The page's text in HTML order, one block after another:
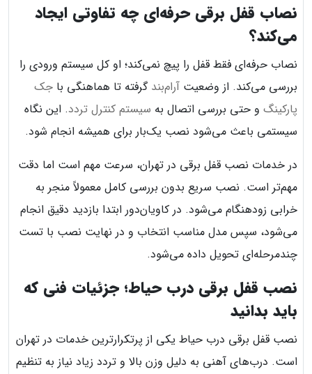
نصاب قفل برقی حرفه‌ای چه تفاوتی ایجاد
می‌کند؟
نصاب حرفه‌ای فقط قفل را پیچ نمی‌کند؛ او کل سیستم ورودی را
بررسی می‌کند. از وضعیت آرام‌بند گرفته تا هماهنگی با جک
پارکینگ و حتی بررسی اتصال به سیستم کنترل تردد. این نگاه
سیستمی باعث می‌شود نصب یک‌بار برای همیشه انجام شود.
در خدمات نصب قفل برقی در تهران، سرعت مهم است اما دقت
مهم‌تر است. نصب سریع بدون بررسی کامل معمولاً منجر به
خرابی زودهنگام می‌شود. در کاویان‌دور ابتدا بازدید دقیق انجام
می‌شود، سپس مدل مناسب انتخاب و در نهایت نصب با تست
چندمرحله‌ای تحویل داده می‌شود.
نصب قفل برقی درب حیاط؛ جزئیات فنی که
باید بدانید
نصب قفل برقی درب حیاط یکی از پرتکرارترین خدمات در تهران
است. درب‌های آهنی به دلیل وزن بالا و تردد زیاد نیاز به تنظیم